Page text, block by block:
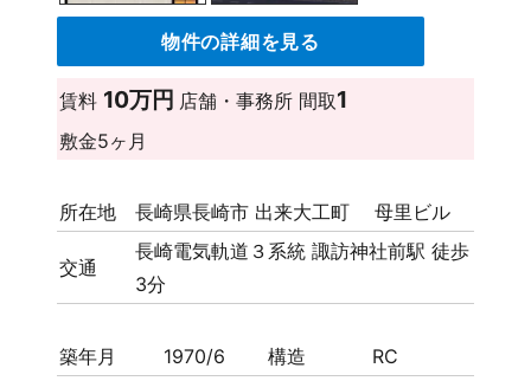
物件の詳細を見る
賃料 10万円 店舗・事務所 間取1
敷金5ヶ月
所在地 長崎県長崎市 出来大工町 母里ビル
交通
長崎電気軌道３系統 諏訪神社前駅 徒歩
3分
築年月 1970/6 構造
RC